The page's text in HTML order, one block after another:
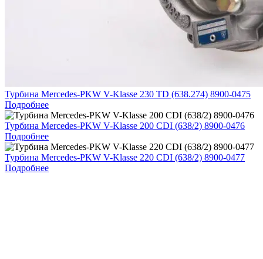
Турбина Mercedes-PKW V-Klasse 230 TD (638.274) 8900-0475
Подробнее
Турбина Mercedes-PKW V-Klasse 200 CDI (638/2) 8900-0476
Подробнее
Турбина Mercedes-PKW V-Klasse 220 CDI (638/2) 8900-0477
Подробнее